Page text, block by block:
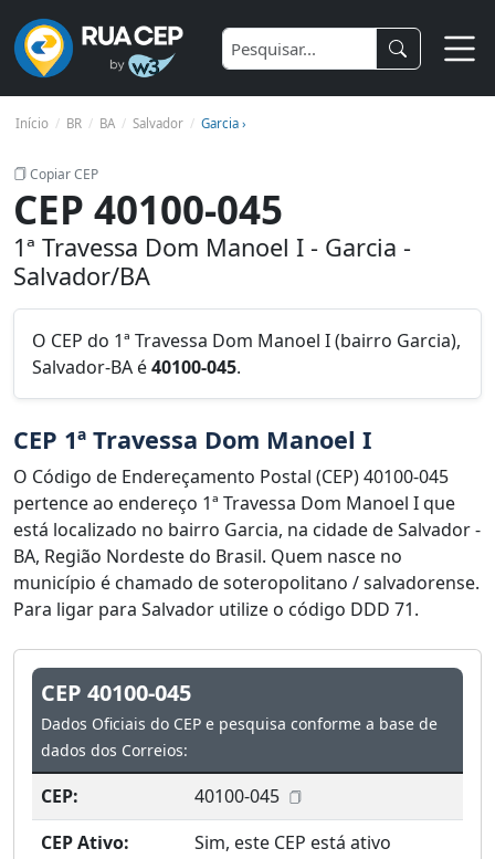
Início BR BA Salvador Garcia ›
Copiar CEP
CEP 40100-045
1ª Travessa Dom Manoel I - Garcia -
Salvador/BA
O CEP do 1ª Travessa Dom Manoel I (bairro Garcia),
Salvador-BA é40100-045.
CEP 1ª Travessa Dom Manoel I
O Código de Endereçamento Postal (CEP) 40100-045
pertence ao endereço 1ª Travessa Dom Manoel I que
está localizado no bairro Garcia, na cidade de Salvador -
BA, Região Nordeste do Brasil. Quem nasce no
município é chamado de soteropolitano / salvadorense.
Para ligar para Salvador utilize o código DDD 71.
CEP 40100-045
Dados Oficiais do CEP e pesquisa conforme a base de
dados dos Correios:
CEP:
40100-045
CEP Ativo:
Sim, este CEP está ativo